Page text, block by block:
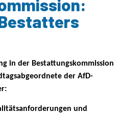
in der Bestattungskommission
der AfD-
und